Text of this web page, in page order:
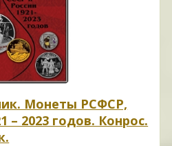
Монеты РСФСР,
– 2023 годов. Конрос.